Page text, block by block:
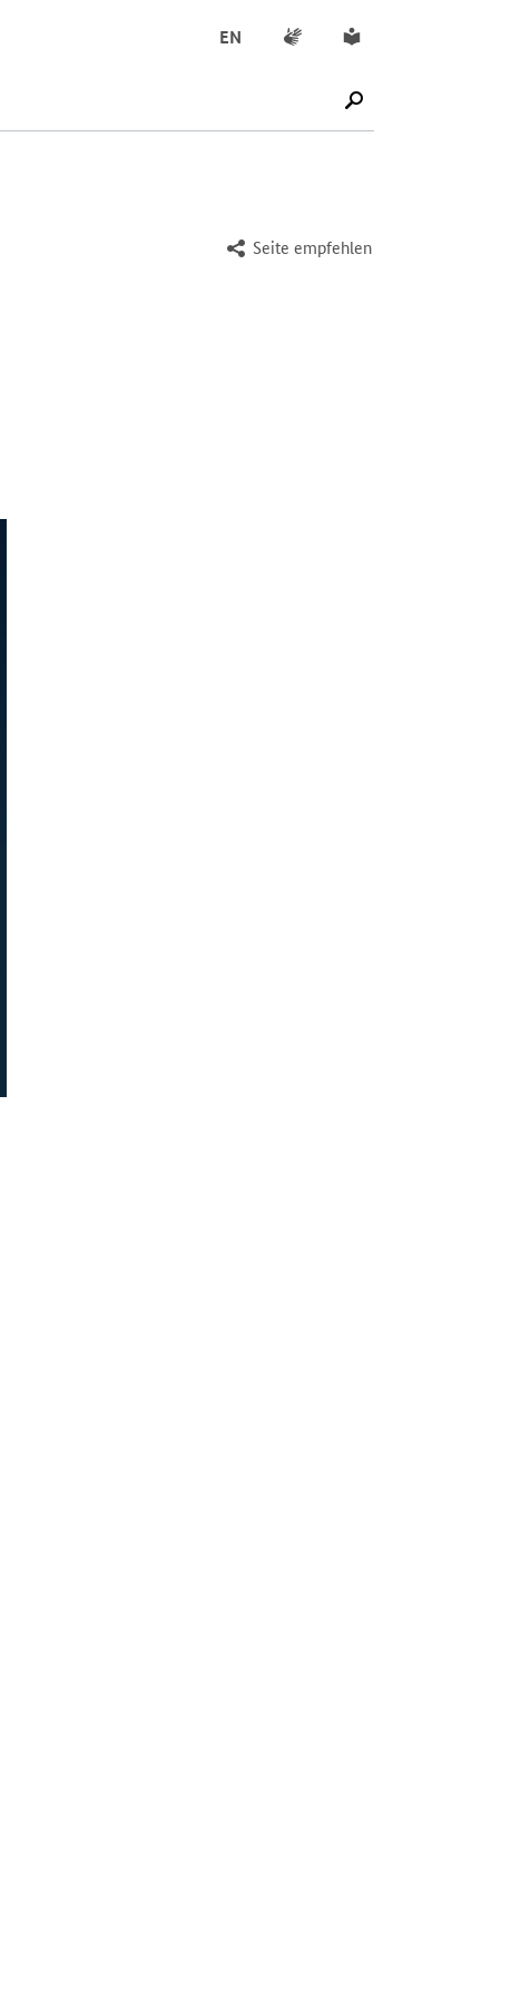
SUCHE STARTEN
EN Gebärdensprache
Leichte Sprache
Seite empfehlen